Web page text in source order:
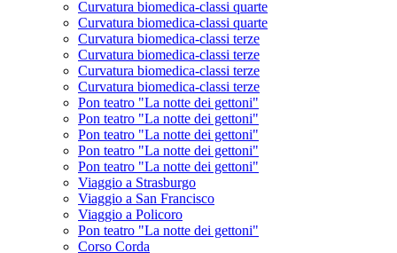
Curvatura biomedica-classi quarte
Curvatura biomedica-classi quarte
Curvatura biomedica-classi terze
Curvatura biomedica-classi terze
Curvatura biomedica-classi terze
Curvatura biomedica-classi terze
Pon teatro "La notte dei gettoni"
Pon teatro "La notte dei gettoni"
Pon teatro "La notte dei gettoni"
Pon teatro "La notte dei gettoni"
Pon teatro "La notte dei gettoni"
Viaggio a Strasburgo
Viaggio a San Francisco
Viaggio a Policoro
Pon teatro "La notte dei gettoni"
Corso Corda